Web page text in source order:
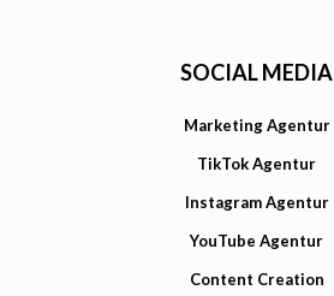
SOCIAL MEDIA
Marketing Agentur
TikTok Agentur
Instagram Agentur
YouTube Agentur
Content Creation